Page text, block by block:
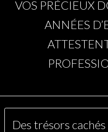
VOS PRÉCIEUX
ANNÉES
Des trésors